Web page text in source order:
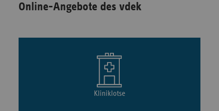
Online-Angebote des vdek
Kliniklotse